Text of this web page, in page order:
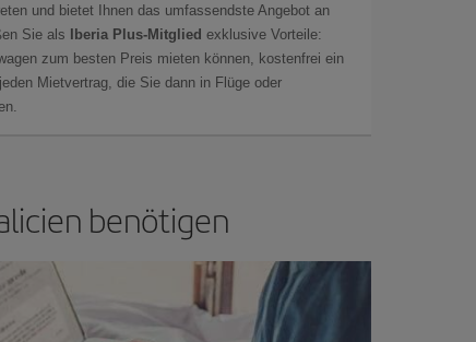
und bietet Ihnen das umfassendste Angebot an
Sie als
Iberia Plus-Mitglied exklusive Vorteile:
zum besten Preis mieten können, kostenfrei ein
Mietvertrag, die Sie dann in Flüge oder
benötigen